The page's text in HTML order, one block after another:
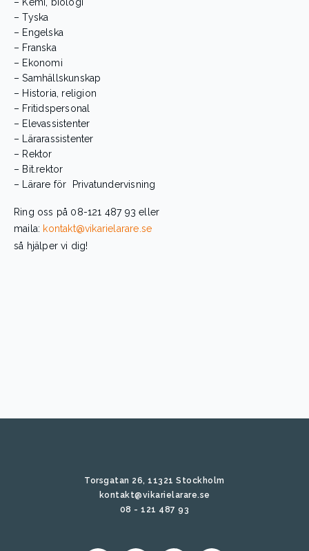
– Tyska
– Engelska
– Franska
– Ekonomi
– Samhällskunskap
– Historia, religion
– Fritidspersonal
– Elevassistenter
– Lärarassistenter
– Rektor
– Bit.rektor
– Lärare för Privatundervisning
Ring oss på 08-121 487 93 eller
maila: kontakt@vikarielarare.se
så hjälper vi dig!
Torsgatan 26, 11321 Stockholm
kontakt@vikarielarare.se
08 - 121 487 93